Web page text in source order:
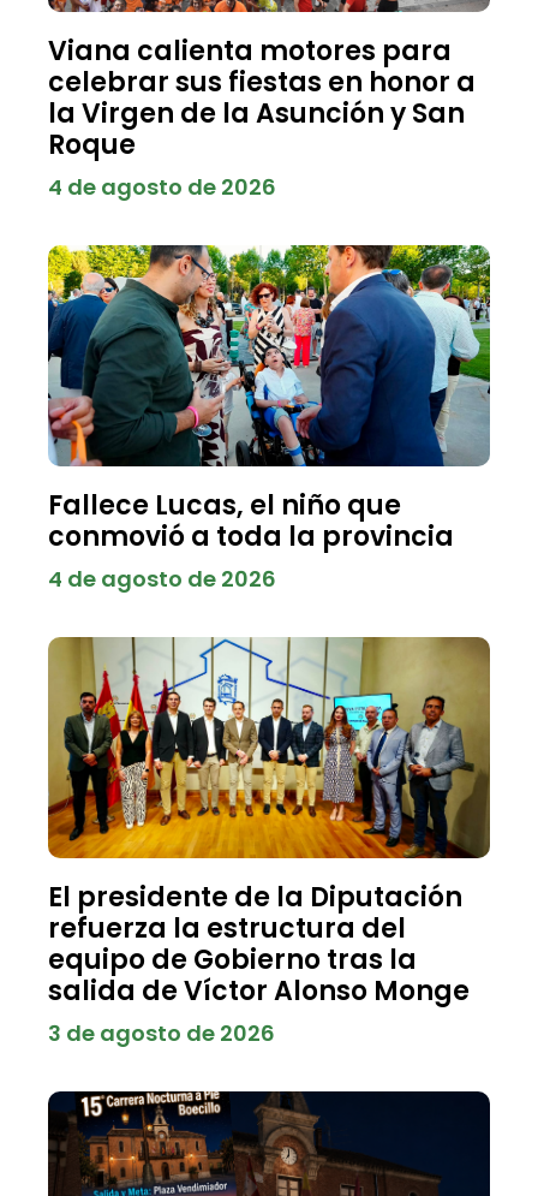
Viana calienta motores para
celebrar sus fiestas en honor a
la Virgen de la Asunción y San
Roque
4 de agosto de 2026
Fallece Lucas, el niño que
conmovió a toda la provincia
4 de agosto de 2026
El presidente de la Diputación
refuerza la estructura del
equipo de Gobierno tras la
salida de Víctor Alonso Monge
3 de agosto de 2026